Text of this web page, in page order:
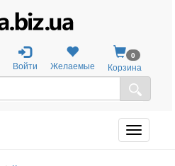
Войти Желаемые
0
Корзина